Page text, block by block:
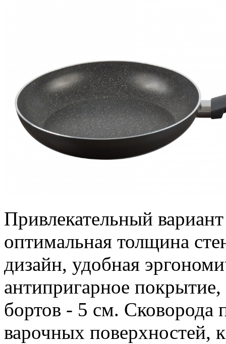
Привлекательный
оптимальная толщина
дизайн, удобная
антипригарное
бортов - 5 см. Сковорода
варочных поверхностей,